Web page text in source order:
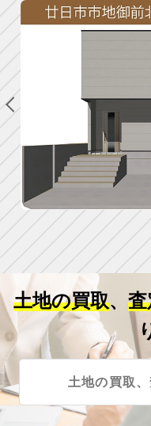
土地の買取、
土地の買取